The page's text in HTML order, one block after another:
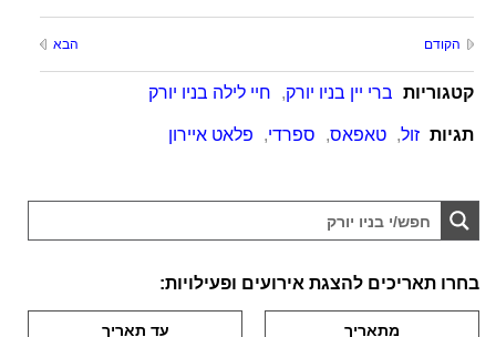
הקודם הבא
קטגוריות ברי יין בניו יורק, חיי לילה בניו יורק
תגיות זול, טאפאס, ספרדי, פלאט איירון
בחרו תאריכים להצגת אירועים ופעילויות: